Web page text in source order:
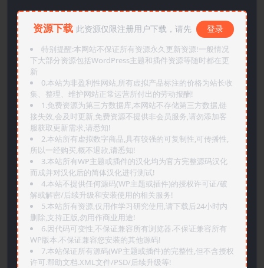
资源下载 此资源仅限注册用户下载，请先 登录
特别提醒:本网站不保证所有资源永久更新资源!一般情况
下大部分资源包括WordPress主题和插件资源等随时都在更
新
0.本站为非盈利性网站,所有虚拟产品标注的价格为站长收
集、整理、维护网站正常运营所付出的劳动报酬!
1.免费资源为第三方数据库,本网站不存储第三方数据,链
接失效,会及时更新,免费资源不提供非会员服务,请勿添加客
服获取更新需求,请悉知!
2.本站所有虚拟数字商品,具有较强的可复制性,可传播性,
所以一经购买,概不退款,请悉知!
3.本站所有WP主题或插件的汉化均为官方完整源码汉化
而成并对汉化后的简体汉化进行测试!
4.本站不提供任何源码(WP主题或插件)的授权许可证/破
解或解密/后续升级和安装使用的相关服务!
5.本站所有资源,仅用作学习研究使用,请下载后24小时内
删除,支持正版,勿用作商业用途!
6.因代码可变性,不保证兼容所有浏览器.不保证兼容所有
WP版本.不保证兼容您安装的其他源码!
7.本站保证所有源码(WP主题或插件)的完整性,但不含授权
许可.帮助文档.XML文件/PSD/后续升级等!